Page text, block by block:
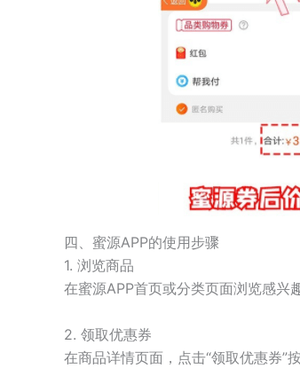
四、蜜源APP的使用步骤
1. 浏览商品
在蜜源APP首页或分类页面浏览感兴
2. 领取优惠券
在商品详情页面，点击“领取优惠券”